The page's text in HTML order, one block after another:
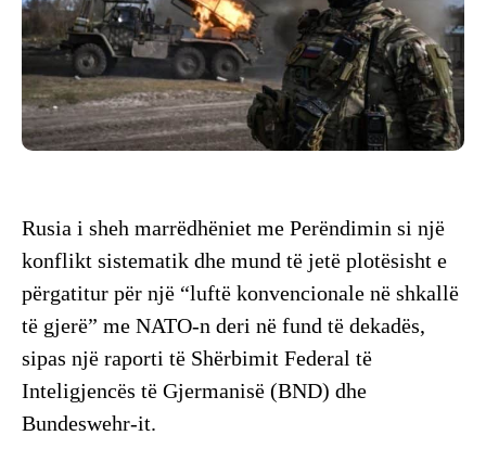
Rusia i sheh marrëdhëniet me Perëndimin si një
konflikt sistematik dhe mund të jetë plotësisht e
përgatitur për një “luftë konvencionale në shkallë
të gjerë” me NATO-n deri në fund të dekadës,
sipas një raporti të Shërbimit Federal të
Inteligjencës të Gjermanisë (BND) dhe
Bundeswehr-it.